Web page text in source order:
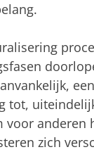
tot,
anderen
zich